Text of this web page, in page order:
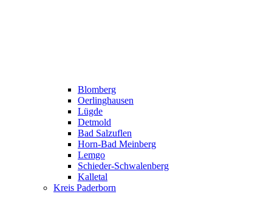
Blomberg
Oerlinghausen
Lügde
Detmold
Bad Salzuflen
Horn-Bad Meinberg
Lemgo
Schieder-Schwalenberg
Kalletal
Kreis Paderborn